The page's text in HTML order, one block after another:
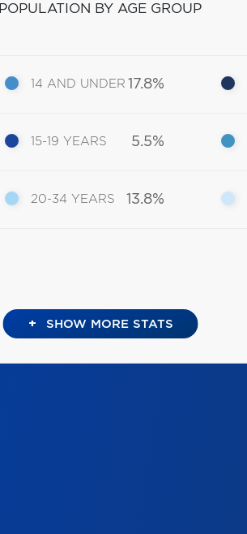
POPULATION BY AGE GROUP
14 AND UNDER 17.8%
15-19 YEARS 5.5%
20-34 YEARS 13.8%
+ SHOW MORE STATS